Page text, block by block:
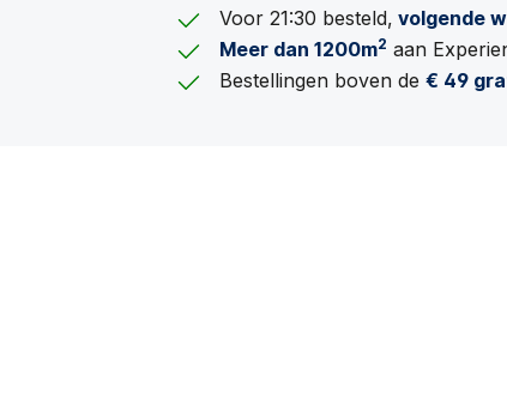
Voor 21:30 besteld, volgende
Meer dan 1200m2 aan
Bestellingen boven de€ 49